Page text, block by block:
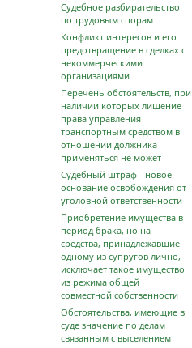
Судебное разбирательство
по трудовым спорам
Конфликт интересов и его
предотвращение в сделках с
некоммерческими
организациями
Перечень обстоятельств, при
наличии которых лишение
права управления
транспортным средством в
отношении должника
применяться не может
Судебный штраф - новое
основание освобождения от
уголовной ответственности
Приобретение имущества в
период брака, но на
средства, принадлежавшие
одному из супругов лично,
исключает такое имущество
из режима общей
совместной собственности
Обстоятельства, имеющие в
суде значение по делам
связанным с выселением